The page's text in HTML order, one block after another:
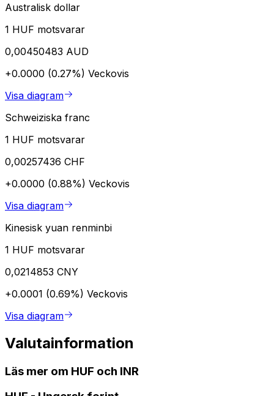
Australisk dollar
1 HUF motsvarar
0,00450483 AUD
+0.0000 (0.27%) Veckovis
Visa diagram
Schweiziska franc
1 HUF motsvarar
0,00257436 CHF
+0.0000 (0.88%) Veckovis
Visa diagram
Kinesisk yuan renminbi
1 HUF motsvarar
0,0214853 CNY
+0.0001 (0.69%) Veckovis
Visa diagram
Valutainformation
Läs mer om HUF och INR